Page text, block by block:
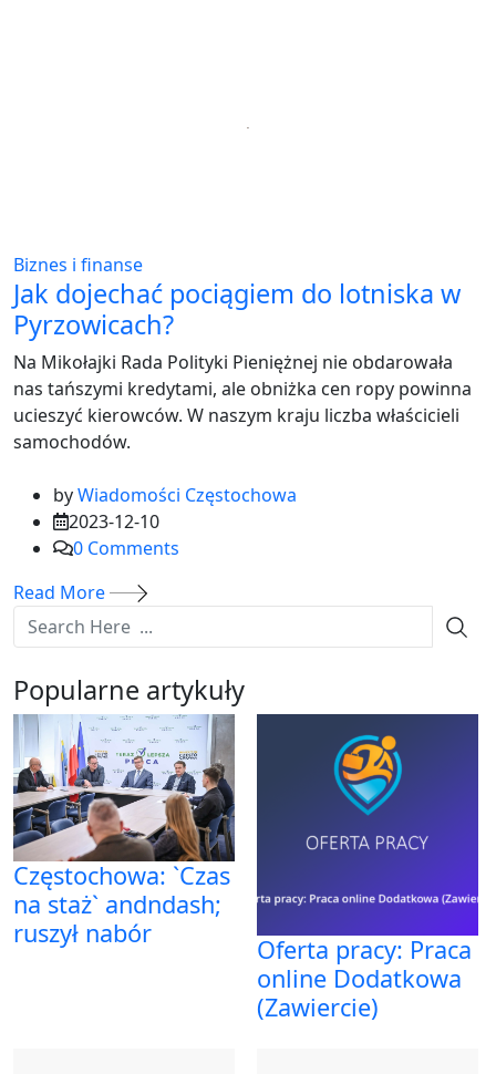
Biznes i finanse
Jak dojechać pociągiem do lotniska w
Pyrzowicach?
Na Mikołajki Rada Polityki Pieniężnej nie obdarowała
nas tańszymi kredytami, ale obniżka cen ropy powinna
ucieszyć kierowców. W naszym kraju liczba właścicieli
samochodów.
byWiadomości Częstochowa
2023-12-10
0 Comments
Read More
Popularne artykuły
Częstochowa: `Czas
na staż` andndash;
ruszył nabór
Oferta pracy: Praca
online Dodatkowa
(Zawiercie)